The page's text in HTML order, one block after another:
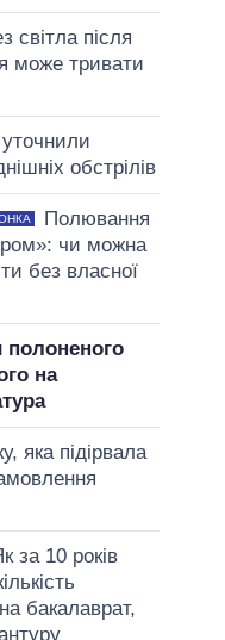
світла після
може тривати
обстрілів
Полювання
чи можна
без власної
полоненого
на
яка підірвала
за 10 років
бакалаврат,